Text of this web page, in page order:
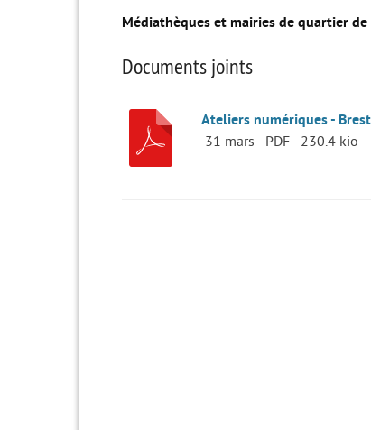
Médiathèques et mairies de quartier de
Documents joints
Ateliers numériques - Brest
31 mars - PDF - 230.4 kio